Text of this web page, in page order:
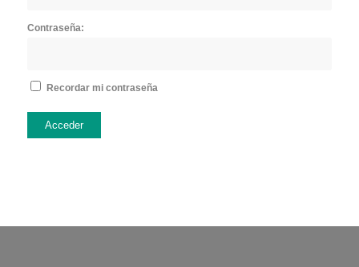
Contraseña:
Recordar mi contraseña
Acceder